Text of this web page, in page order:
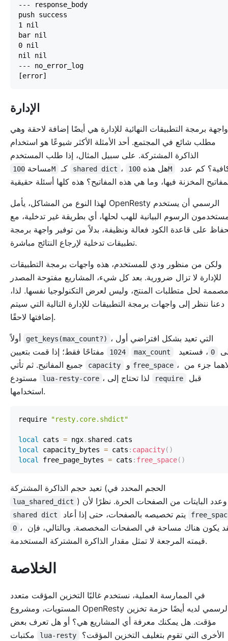
الإدارة
واجهة برمجة التطبيقات النهائية للإدارة هي أيضًا إضافة لاحقة وهي
مطلب شائع في المجتمع. أحد الأمثلة الأكثر شيوعًا هو استخدام
الذاكرة المشتركة. على سبيل المثال، إذا طلب المستخدم
مساحة100M كـ shared dict ، هل هذه100M
لهذا النوع من المشاكل، يأمل OpenResty الرسمي أن يستخدم
الرسوم البيانية للهب لحلها، أي بطريقة غير تدخلية، مع
على قاعدة الكود فعالة ونظيفة، بدلاً من توفير واجهة برمجة
تطبيقات تدخلية لإرجاع النتائج مباشرة.
ولكن من منظور ودي للمستخدم، هذه واجهات برمجة التطبيقات
للإدارة لا تزال ضرورية. بعد كل شيء، المشاريع مفتوحة المصدر
مصممة لحل متطلبات المنتج، وليس لعرض التكنولوجيا نفسها. لذا،
دعنا ننظر إلى واجهات برمجة التطبيقات للإدارة التالية التي سيتم
إضافتها لاحقًا.
get_keys(max_count?) ، التي تعيد بشكل افتراضي أول
1024 max_count 0 ، فستعيد
capacity و free_space ، وكلاهما جزء من
lua-resty-core require
استخدامها.
require "resty.core.shdict"
local cats = ngx. shared .
local
capacity_bytes = cats : capacity( )
local
free_page_bytes = cats : free_space( )
تعيد حجم الذاكرة المشتركة (الحجم المحدد في
lua_shared_dict ) وعدد البايتات من الصفحات الحرة. نظرًا لأن
shared dict
0 ، فقد يكون هناك مساحة في الصفحات المخصصة. وبالتالي، فإن
قيمته المرجعة لا تمثل مقدار الذاكرة المشتركة المستخدمة.
الخلاصة
في الممارسة العملية، نستخدم غالبًا التخزين المؤقت متعدد
المستويات، ومشروع OpenResty الرسمي لديه أيضًا حزمة تخزين
مؤقت. هل يمكنك معرفة أي المشاريع هي؟ أو هل تعرف بعض
lua-resty الأخرى التي تقوم بتغليف التخزين المؤقت؟